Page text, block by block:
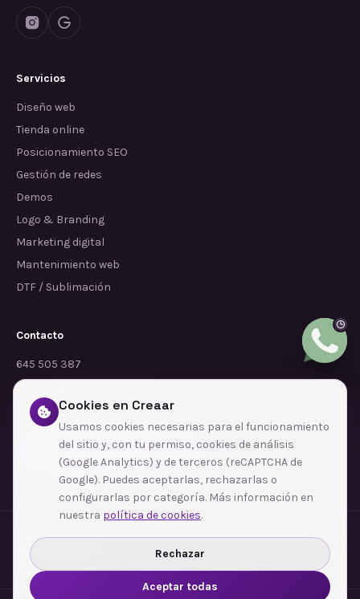
Servicios
Diseño web
Tienda online
Posicionamiento SEO
Gestión de redes
Demos
Logo & Branding
Marketing digital
Mantenimiento web
DTF / Sublimación
Contacto
645 505 387
info@dependalium.com
Mataró (Barcelona)
Déjanos tu reseña en Google
Zonas de cobertura·Barcelona·L'Hospitalet de Llobregat·Terrassa·Badalona
Sabadell
Santa Coloma de Gramenet
Ver todas las zonas →
Cookies en Creaar
Usamos cookies necesarias para el funcionamiento
del sitio y, con tu permiso, cookies de análisis
(Google Analytics) y de terceros (reCAPTCHA de
Google). Puedes aceptarlas, rechazarlas o
configurarlas por categoría. Más información en
nuestra política de cookies.
Rechazar
Aceptar todas